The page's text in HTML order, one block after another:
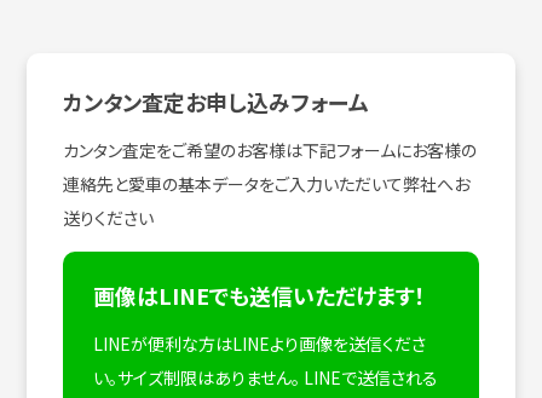
カンタン査定お申し込みフォーム
カンタン査定をご希望のお客様は下記フォームにお客様の
連絡先と愛車の基本データをご入力いただいて弊社へお
送りください
画像はLINEでも送信いただけます！
LINEが便利な方はLINEより画像を送信くださ
い。サイズ制限はありません。 LINEで送信される